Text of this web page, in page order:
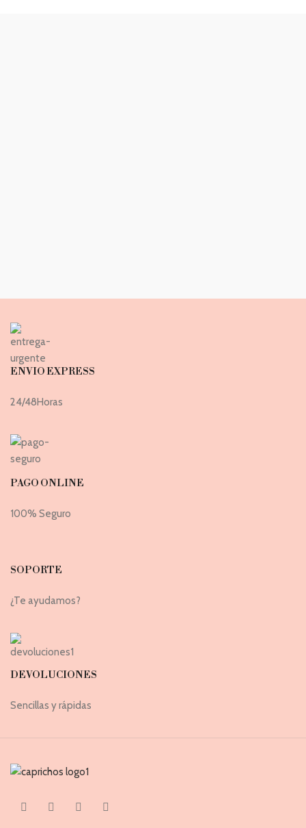
ENVIO EXPRESS
24/48Horas
PAGO ONLINE
100% Seguro
SOPORTE
¿Te ayudamos?
DEVOLUCIONES
Sencillas y rápidas